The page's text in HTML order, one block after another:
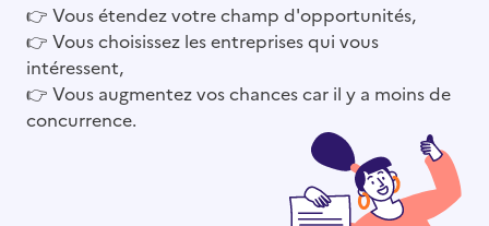
👉 Vous étendez votre champ d'opportunités,
👉 Vous choisissez les entreprises qui vous
intéressent,
👉 Vous augmentez vos chances car il y a moins de
concurrence.